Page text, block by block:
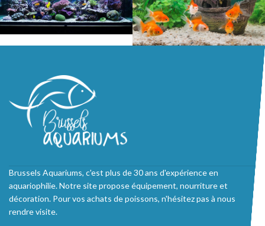
Brussels Aquariums, c'est plus de 30 ans d'expérience en
aquariophilie. Notre site propose équipement, nourriture et
décoration. Pour vos achats de poissons, n'hésitez pas à nous
rendre visite.